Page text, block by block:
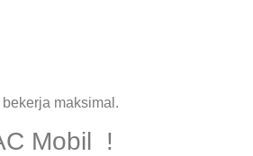
maksimal.
Mobil !